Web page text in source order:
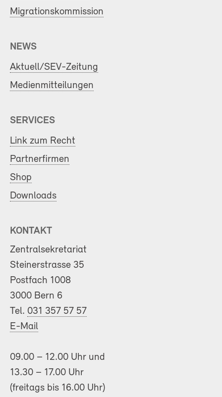
Migrationskommission
NEWS
Aktuell/SEV-Zeitung
Medienmitteilungen
SERVICES
Link zum Recht
Partnerfirmen
Shop
Downloads
KONTAKT
Zentralsekretariat
Steinerstrasse 35
Postfach 1008
3000 Bern 6
Tel. 031 357 57 57
E-Mail
09.00 – 12.00 Uhr und
13.30 – 17.00 Uhr
(freitags bis 16.00 Uhr)